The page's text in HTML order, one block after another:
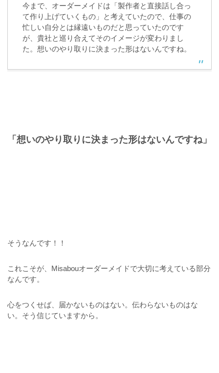
今まで、オーダーメイドは「製作者と直接話し合っ
て作り上げていくもの」と考えていたので、仕事の
忙しい自分とは縁遠いものだと思っていたのです
が、貴社と巡り合えてそのイメージが変わりまし
た。想いのやり取りに決まった形はないんですね。
「想いのやり取りに決まった形はないんですね」
そうなんです！！
これこそが、Misabouオーダーメイドで大切に考えている部分
なんです。
心をつくせば、届かないものはない。伝わらないものはな
い。そう信じていますから。